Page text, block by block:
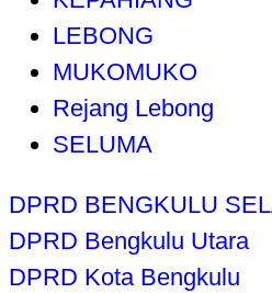
LEBONG
MUKOMUKO
Rejang Lebong
SELUMA
DPRD BENGKULU
DPRD Bengkulu Utara
DPRD Kota Bengkulu